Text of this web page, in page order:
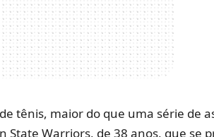
tênis, maior do que uma série de
State Warriors, de 38 anos, que se